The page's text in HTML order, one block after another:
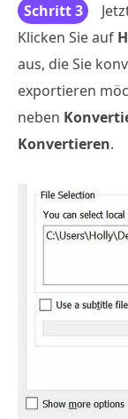
Schritt 3
Klicken Sie auf
aus, die Sie
exportieren
neben
Konvertieren.